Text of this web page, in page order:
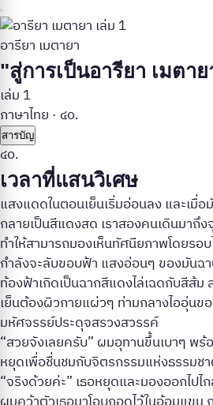
อารียา เมตายา
"สู่การเป็นอารียา เมตา
เล่ม 1
ภาษาไทย · ๔๐.
สารบัญ
๔๐.
เวลาที่แสนวิเศษ
แสงแดดในตอนเย็นเริ่มอ่อนลง และเมื่
กลายเป็นสีแดงสด เราสองคนเดินมาถึ
ทำให้สามารถมองเห็นทัศนียภาพโดยรอ
กำลังจะลับขอบฟ้า แสงอ่อนๆ ของมันฉ
ท้องฟ้าเกิดเป็นฉากสีแดงไล่เฉดกับสีส้ม
เย็นต้องผิวกายแผ่วๆ ท่ามกลางไออุ่น
มหัศจรรย์ประดุจสรวงสวรรค์
“สวยจังเลยครับ” ผมอุทานขึ้นเบาๆ พ
หยุดเพื่อชื่นชมกับจิตรกรรมแห่งธรรมช
“จริงด้วยค่ะ” เธอหยุดและมองออกไปไ